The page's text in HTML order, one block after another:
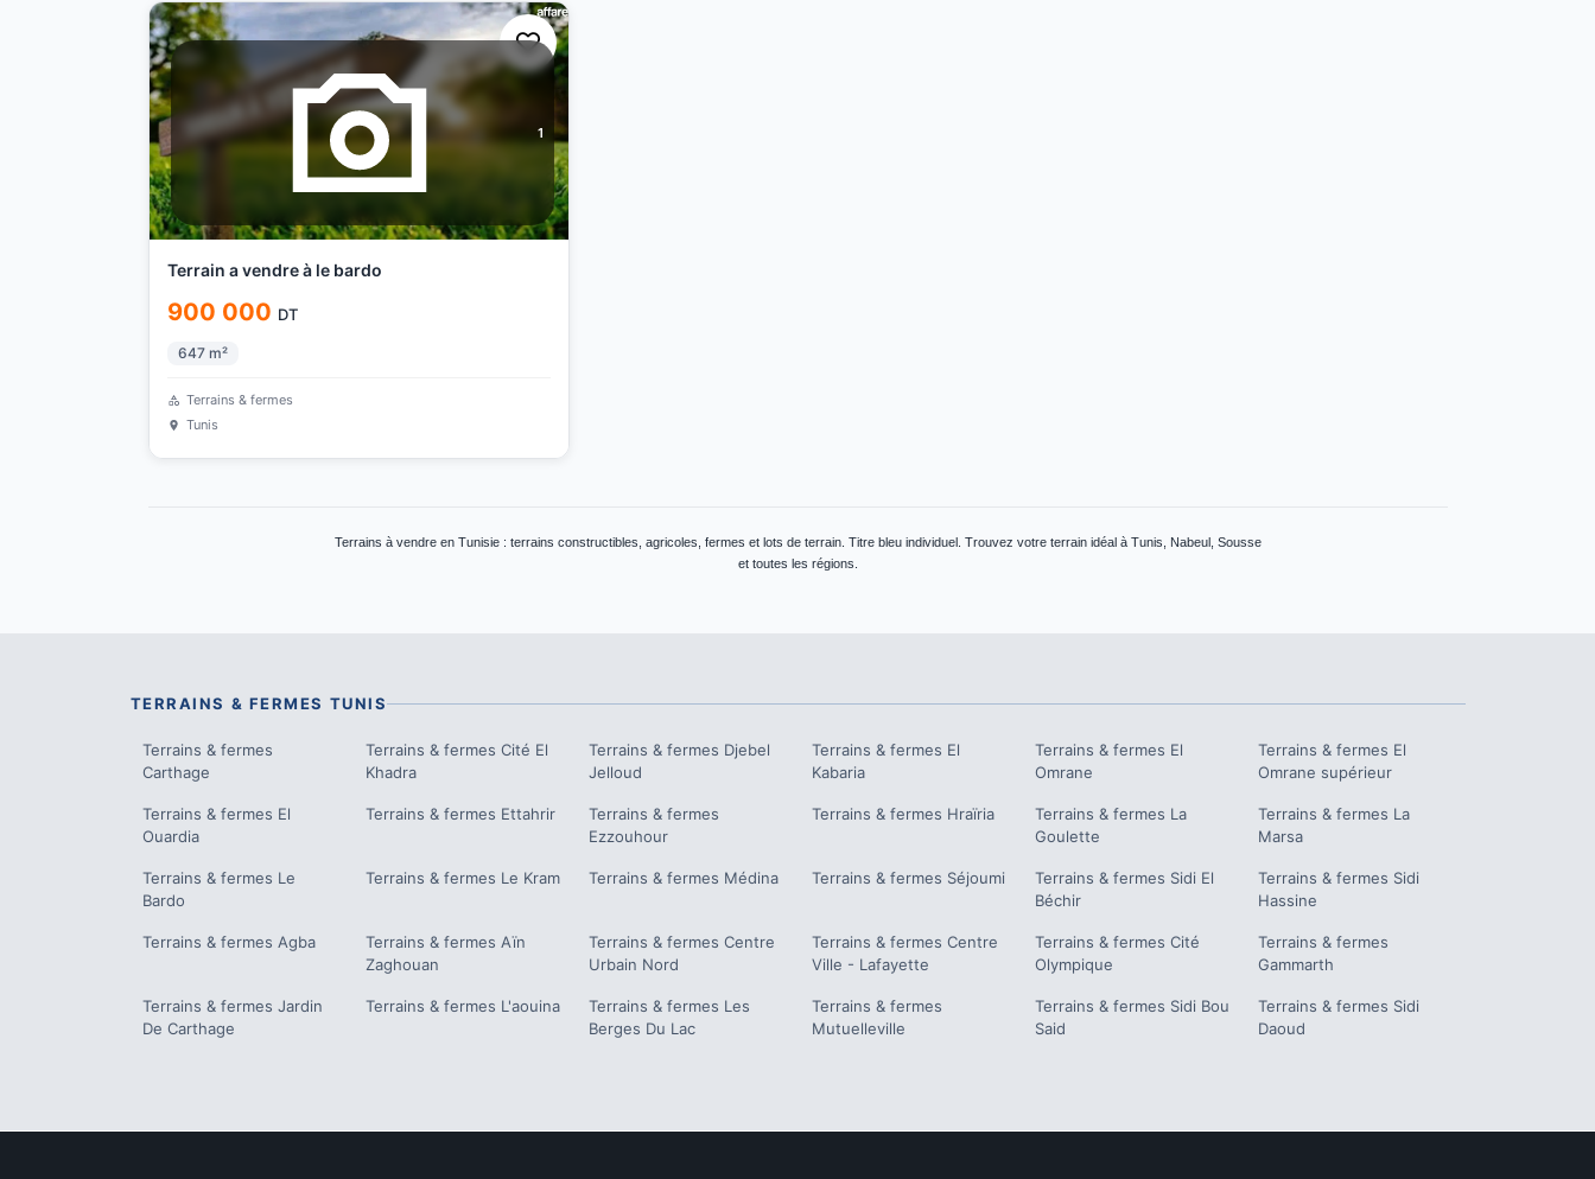
1
Terrain a vendre à le bardo
900 000 DT
647m²
Terrains & fermes
Tunis
Terrains à vendre en Tunisie : terrains constructibles, agricoles, fermes et lots de terrain. Titre bleu individuel. Trouvez votre terrain idéal à Tunis, Nabeul, Sousse
et toutes les régions.
TERRAINS & FERMES TUNIS
Terrains & fermes
Carthage
Terrains & fermes Cité El
Khadra
Terrains & fermes Djebel
Jelloud
Terrains & fermes El
Kabaria
Terrains & fermes El
Omrane
Terrains & fermes El
Omrane supérieur
Terrains & fermes El
Ouardia
Terrains & fermes Ettahrir
Terrains & fermes
Ezzouhour
Terrains & fermes Hraïria Terrains & fermes La
Goulette
Terrains & fermes La
Marsa
Terrains & fermes Le
Bardo
Terrains & fermes Le Kram Terrains & fermes Médina Terrains & fermes Séjoumi Terrains & fermes Sidi El
Béchir
Terrains & fermes Sidi
Hassine
Terrains & fermes Agba Terrains & fermes Aïn
Zaghouan
Terrains & fermes Centre
Urbain Nord
Terrains & fermes Centre
Ville - Lafayette
Terrains & fermes Cité
Olympique
Terrains & fermes
Gammarth
Terrains & fermes Jardin
De Carthage
Terrains & fermes L'aouina Terrains & fermes Les
Berges Du Lac
Terrains & fermes
Mutuelleville
Terrains & fermes Sidi Bou
Said
Terrains & fermes Sidi
Daoud